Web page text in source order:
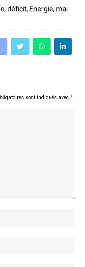
, déficit, Energie, mai
sont indiqués avec *